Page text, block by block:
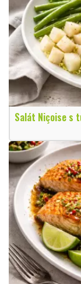
Salát Niçoise s